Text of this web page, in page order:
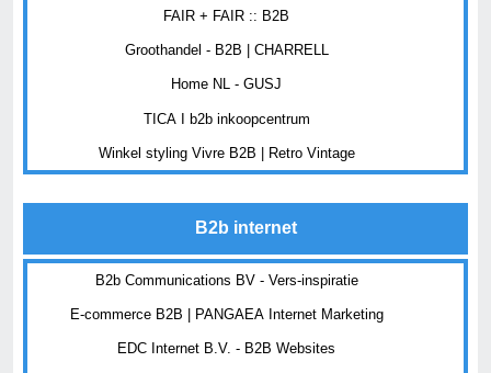
FAIR + FAIR :: B2B
Groothandel - B2B | CHARRELL
Home NL - GUSJ
TICA I b2b inkoopcentrum
Winkel styling Vivre B2B | Retro Vintage
B2b internet
B2b Communications BV - Vers-inspiratie
E-commerce B2B | PANGAEA Internet Marketing
EDC Internet B.V. - B2B Websites